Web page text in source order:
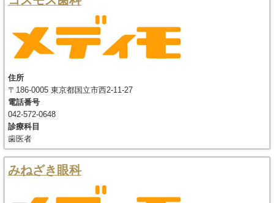
住所
〒186-0005 東京都国立市西2-11-27
電話番号
042-572-0648
診療科目
歯医者
みねざき眼科